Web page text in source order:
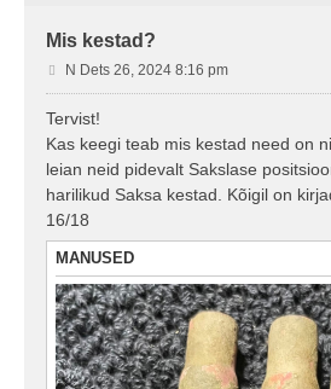
Mis kestad?
P
o
s
i
t
u
s
N Dets 26, 2024 8:16 pm
Tervist!
Kas keegi teab mis kestad need on
leian neid pidevalt Sakslase
harilikud Saksa kestad. Kõigil on
16/18
MANUSED